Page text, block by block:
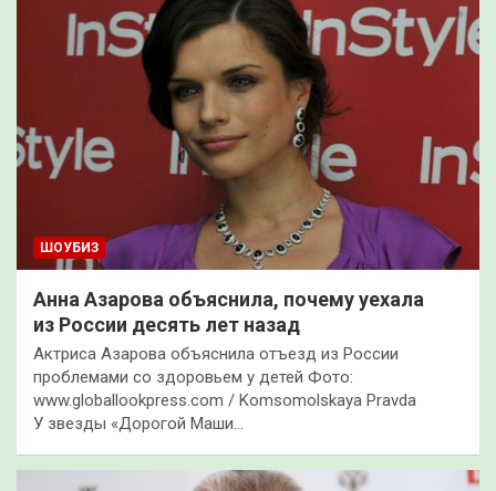
ШОУБИЗ
Анна Азарова объяснила, почему уехала
из России десять лет назад
Актриса Азарова объяснила отъезд из России
проблемами со здоровьем у детей Фото:
www.globallookpress.com / Komsomolskaya Pravda
У звезды «Дорогой Маши…